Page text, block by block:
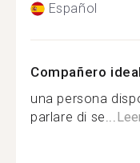
Español
Compañero
una persona
parlare di se...